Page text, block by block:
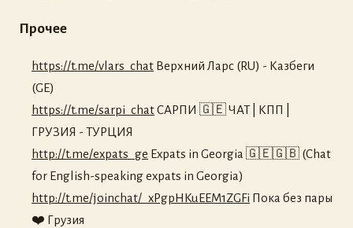
Прочее
https://t.me/vlars_chat Верхний Ларс (RU) - Казбеги
(GE)
https://t.me/sarpi_chatСАРПИ 🇬🇪 ЧАТ | КПП |
ГРУЗИЯ - ТУРЦИЯ
http://t.me/expats_ge Expats in Georgia 🇬🇪🇬🇧 (Chat
for English-speaking expats in Georgia)
http://t.me/joinchat/_xPgpHKuEEM1ZGFi Пока без пары
❤️ Грузия